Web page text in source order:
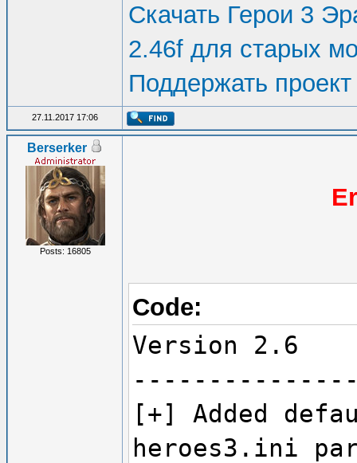
Скачать Герои 3
2.46f для старых
Поддержать проект
27.11.2017 17:06
Berserker
Posts: 16805
Code:
Version 2.6
[+] Added
heroes3.ini